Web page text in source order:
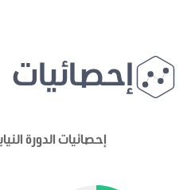
إحصائيات
إحصائيات الدورة النيابية